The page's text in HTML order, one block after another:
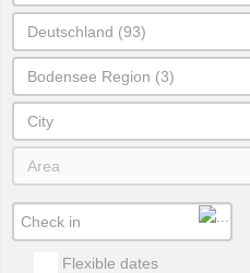
Deutschland (93)
Bodensee Region (3)
City
Area
Flexible dates